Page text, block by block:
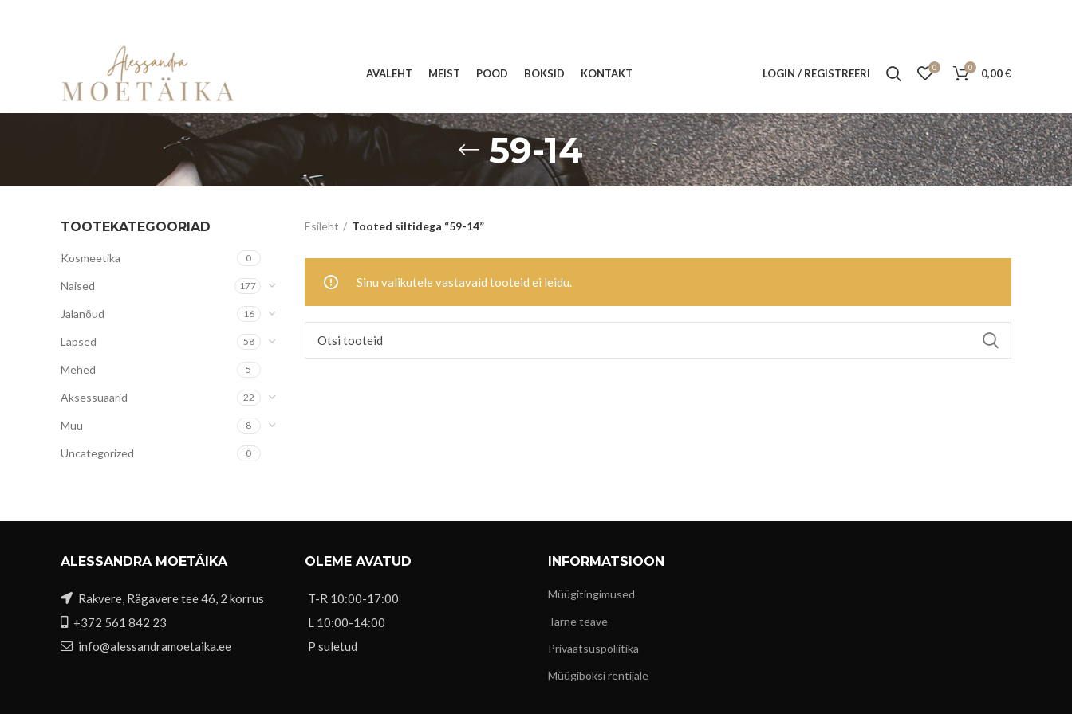
AVALEHT MEIST POOD BOKSID KONTAKT LOGIN / REGISTREERI 0 0 0,00€
59-14
TOOTEKATEGOORIAD
Kosmeetika 0
Naised 177
Jalanõud 16
Lapsed 58
Mehed 5
Aksessuaarid 22
Muu 8
Uncategorized 0
Esileht Tooted siltidega “59-14”
Sinu valikutele vastavaid tooteid ei leidu.
ALESSANDRA MOETÄIKA
Rakvere, Rägavere tee 46, 2 korrus
+372 561 842 23
info@alessandramoetaika.ee
OLEME AVATUD
T-R 10:00-17:00
L 10:00-14:00
P suletud
INFORMATSIOON
Müügitingimused
Tarne teave
Privaatsuspoliitika
Müügiboksi rentijale